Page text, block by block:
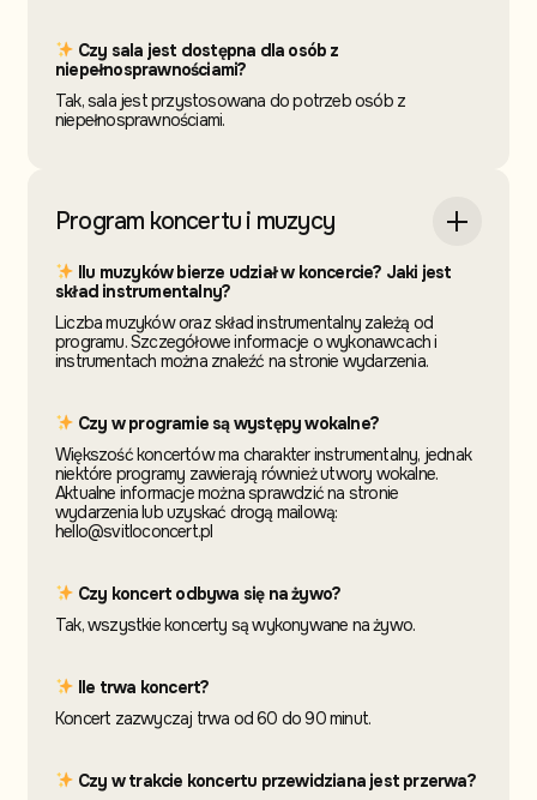
Czy sala jest dostępna dla osób z
niepełnosprawnościami?
Tak, sala jest przystosowana do potrzeb osób z
niepełnosprawnościami.
Program koncertu i muzycy
Ilu muzyków bierze udział w koncercie? Jaki jest
skład instrumentalny?
Liczba muzyków oraz skład instrumentalny zależą od
programu. Szczegółowe informacje o wykonawcach i
instrumentach można znaleźć na stronie wydarzenia.
Czy w programie są występy wokalne?
Większość koncertów ma charakter instrumentalny, jednak
niektóre programy zawierają również utwory wokalne.
Aktualne informacje można sprawdzić na stronie
wydarzenia lub uzyskać drogą mailową:
hello@svitloconcert.pl
Czy koncert odbywa się na żywo?
Tak, wszystkie koncerty są wykonywane na żywo.
Ile trwa koncert?
Koncert zazwyczaj trwa od 60 do 90 minut.
Czy w trakcie koncertu przewidziana jest przerwa?